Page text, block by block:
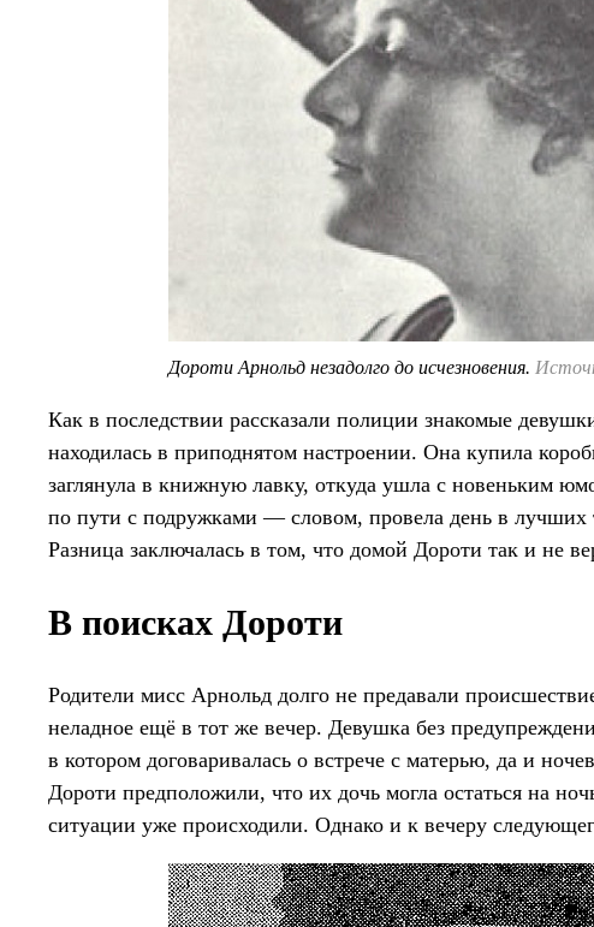
Дороти Арнольд незадолго до исчезновения.
Как в последствии рассказали полиции знакомые
находилась в приподнятом настроении. Она купила
заглянула в книжную лавку, откуда ушла с новеньким
по пути с подружками — словом, провела день в лучших
Разница заключалась в том, что домой Дороти так и не
В поисках Дороти
Родители мисс Арнольд долго не предавали
неладное ещё в тот же вечер. Девушка без
в котором договаривалась о встрече с матерью, да и
Дороти предположили, что их дочь могла остаться на
ситуации уже происходили. Однако и к вечеру